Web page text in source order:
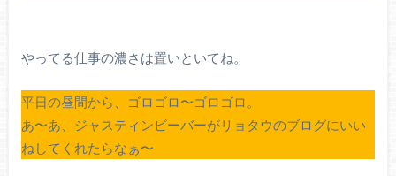
やってる仕事の濃さは置いといてね。
平日の昼間から、ゴロゴロ〜ゴロゴロ。
あ〜あ、ジャスティンビーバーがリョタウのブログにいい
ねしてくれたらなぁ〜